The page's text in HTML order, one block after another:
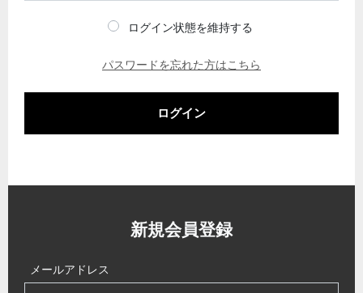
ログイン状態を維持する
パスワードを忘れた方はこちら
ログイン
新規会員登録
メールアドレス